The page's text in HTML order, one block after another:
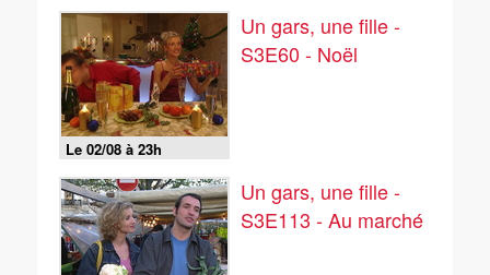
Le 02/08 à 23h
Un gars, une fille -
S3E60 - Noël
Un gars, une fille -
S3E113 - Au marché